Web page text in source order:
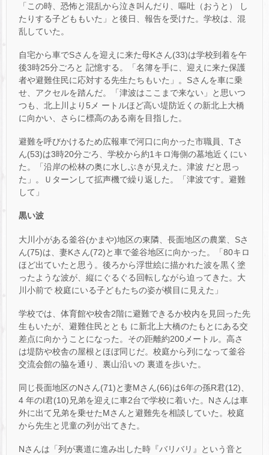
「この時、恐怖と混乱から泣き叫んだり、嘔吐（おうと） し
たりする子どももいた」と後日、報告を受けた。学校は、混
乱していた。
自宅から車でSさんを迎えに来た母Kさん(33)は学校到着を午
後3時25分ごろと 記憶する。「名簿を手に、迎えに来た保護
者や避難住民に応対する先生たちもいた」。Sさんを車に乗
せ、アクセルを踏んだ。「津波はここまで来ない」と思いつ
つも、北上川より5メ ートルほど高い堤防近くの新北上大橋
に向かい、さらに標高のある南を目指した。
避難を呼びかけるため広報車で河口に向かった市職員、Tさ
ん(53)は3時20分ごろ、学校から約1キロ海側の墓地近くにい
た。「沿岸の松林の奥に水しぶきが見えた。津波 だと思っ
た」。Ｕターンして拡声機で繰り返した。「津波です。避難
して」
黒い波
大川小がある釜谷(かまや)地区の東隣、長面地区の農業、Sさ
ん(75)は、妻Kさん(72)と車で釜谷地区に向かった。「80キロ
ほど出ていたと思う。後ろから浮世絵に描かれた波を黒く塗
ったような波が、縦にぐるぐる回転しながら迫ってきた。大
川小前で 校庭にいる子どもたちの姿が横目に見えた」
学校では、体育館や校舎2階に避難できるか校内を見回った先
生もいたが、避難住民ととも に新北上大橋のたもとにある交
差点に向かうことになった。その距離約200メートル。高さ
は堤防や校舎の屋根とほぼ同じだ。校庭から列になって釜谷
交流会館の脇を通り、裏山沿いの 裏道を歩いた。
同じ長面地区のNさん(71)と妻Mさん(66)は6年の孫R君(12)、
4 年のI君(10)兄弟を迎えに車2台で学校に着いた。Nさんは車
外に出て兄弟を乗せたMさんと避難先を相談していた。校庭
から先生と児童の列が出てきた。
Nさんは「列が裏道に進み出した時『バリバリ』という音と